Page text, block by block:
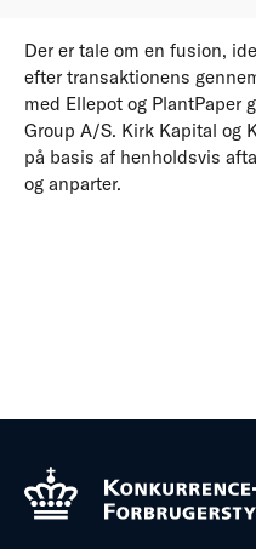
Der er tale om en fusion,
efter transaktionens
med Ellepot og PlantPaper
Group A/S. Kirk Kapital og
på basis af henholdsvis
og anparter.